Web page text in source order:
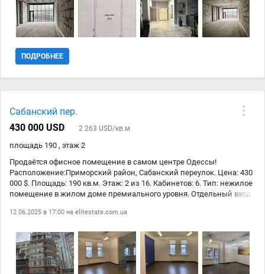
ПОДРОБНЕЕ
Сабанский пер.
430 000 USD
2 263 USD/кв.м
площадь 190 , этаж 2
Продаётся офисное помещение в самом центре Одессы!
Расположение:Приморский район, Сабанский переулок. Цена: 430
000 $. Площадь: 190 кв.м. Этаж: 2 из 16. Кабинетов: 6. Тип: нежилое
помещение в жилом доме премиального уровня. Отдельный вход
благодаря своему удобному местоположению на первой линии.
условия для работы, а наличие шести кабинетов позволяет
организовать рабочее пространство для вашей команды.
Отдельный вход обеспечивает независимость и удобство для
клиентов, а наличие парковочных мест значительно упростит
12.06.2025 в 17:00 на elitestate.com.ua